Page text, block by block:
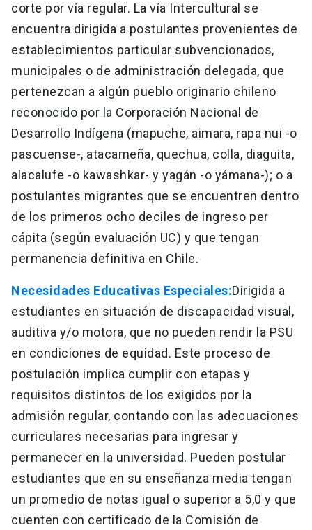
corte por vía regular. La vía Intercultural se
encuentra dirigida a postulantes provenientes de
establecimientos particular subvencionados,
municipales o de administración delegada, que
pertenezcan a algún pueblo originario chileno
reconocido por la Corporación Nacional de
Desarrollo Indígena (mapuche, aimara, rapa nui -o
pascuense-, atacameña, quechua, colla, diaguita,
alacalufe -o kawashkar- y yagán -o yámana-); o a
postulantes migrantes que se encuentren dentro
de los primeros ocho deciles de ingreso per
cápita (según evaluación UC) y que tengan
permanencia definitiva en Chile.
Necesidades Educativas Especiales:Dirigida a
estudiantes en situación de discapacidad visual,
auditiva y/o motora, que no pueden rendir la PSU
en condiciones de equidad. Este proceso de
postulación implica cumplir con etapas y
requisitos distintos de los exigidos por la
admisión regular, contando con las adecuaciones
curriculares necesarias para ingresar y
permanecer en la universidad. Pueden postular
estudiantes que en su enseñanza media tengan
un promedio de notas igual o superior a 5,0 y que
cuenten con certificado de la Comisión de